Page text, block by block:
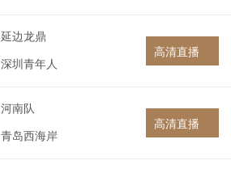
延边龙鼎
深圳青年人
高清直播
河南队
青岛西海岸
高清直播